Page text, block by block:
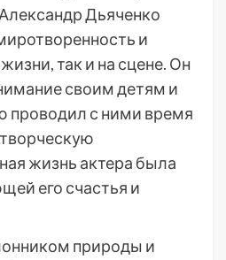
Дьяченко
и
так и на сцене. Он
своим детям и
проводил с ними время
жизнь актера была
его счастья и
природы и